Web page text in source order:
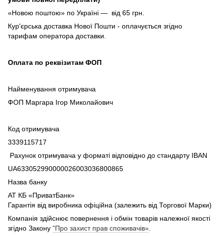
«Новою поштою» по Україні — від 65 грн.
Кур'єрська доставка Нової Пошти - оплачується згідно
тарифам оператора доставки.
Оплата по реквізитам ФОП
Найменування отримувача
ФОП Маргара Ігор Миколайович
Код отримувача
3339115717
Рахунок отримувача у форматі відповідно до стандарту IBAN
UA633052990000026003036800865
Назва банку
АТ КБ «ПриватБанк»
Гарантія від виробника офіційна (залежить від Торгової Марки)
Компанія здійснює повернення і обмін товарів належної якості
згідно Закону "Про захист прав споживачів»